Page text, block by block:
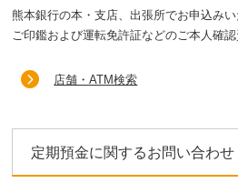
熊本銀行の本・支店、出張所でお申込み
ご印鑑および運転免許証などのご本人確
店舗・ATM検索
定期預金に関するお問い合わせ